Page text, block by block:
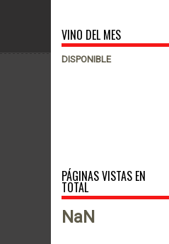
VINO DEL MES
DISPONIBLE
PÁGINAS VISTAS EN
TOTAL
NaN